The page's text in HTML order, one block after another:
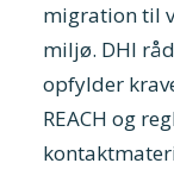
migration til
miljø. DHI
opfylder
REACH og